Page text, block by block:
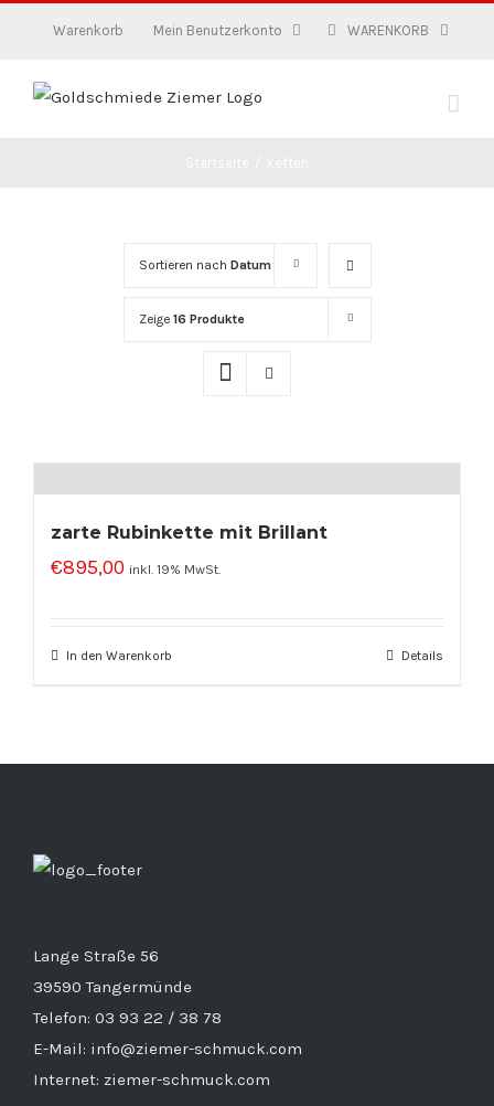
Warenkorb Mein Benutzerkonto WARENKORB
Sortieren nach Datum
Zeige 16 Produkte
zarte Rubinkette mit Brillant
€895,00 inkl. 19% MwSt.
In den Warenkorb Details
Lange Straße 56
39590 Tangermünde
Telefon: 03 93 22 / 38 78
E-Mail: info@ziemer-schmuck.com
Internet: ziemer-schmuck.com